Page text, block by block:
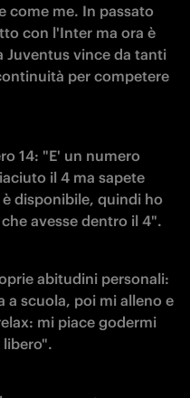
come me. In passato
con l'Inter ma ora è
vince da tanti
per competere
14: "E' un numero
il 4 ma sapete
disponibile, quindi ho
avesse dentro il 4".
abitudini personali:
scuola, poi mi alleno e
mi piace godermi